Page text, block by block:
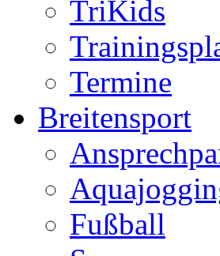
TriKids
Termine
Breitensport
Fußball